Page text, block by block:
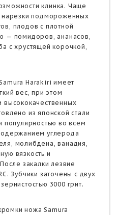
клинка. Чаще
нарезки подмороженных
плодов с плотной
— помидоров, ананасов,
с хрустящей корочкой,
Harakiri имеет
вес, при этом
высококачественных
из японской стали
популярностью во всем
углерода
молибдена, ванадия,
вязкость и
закалки лезвие
Зубчики заточены с двух
3000 грит.
ножа Samura